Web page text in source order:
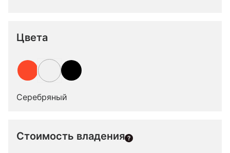
Цвета
Серебряный
Стоимость владения